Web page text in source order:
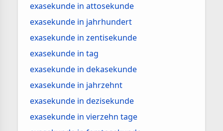
exasekunde in attosekunde
exasekunde in jahrhundert
exasekunde in zentisekunde
exasekunde in tag
exasekunde in dekasekunde
exasekunde in jahrzehnt
exasekunde in dezisekunde
exasekunde in vierzehn tage